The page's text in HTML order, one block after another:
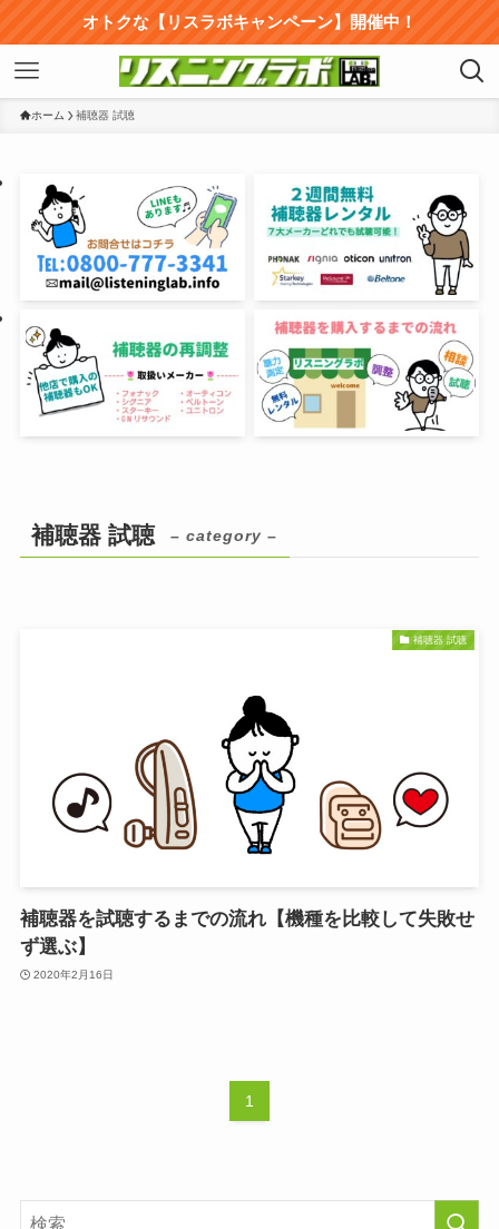
オトクな【リスラボキャンペーン】開催中！
ホーム 補聴器 試聴
補聴器 試聴 – category –
補聴器 試聴
補聴器を試聴するまでの流れ【機種を比較して失敗せ
ず選ぶ】
2020年2月16日
1